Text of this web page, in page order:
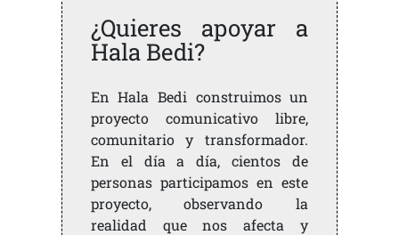
¿Quieres apoyar a
Hala Bedi?
En Hala Bedi construimos un
proyecto comunicativo libre,
comunitario y transformador.
En el día a día, cientos de
personas participamos en este
proyecto, observando la
realidad que nos afecta y